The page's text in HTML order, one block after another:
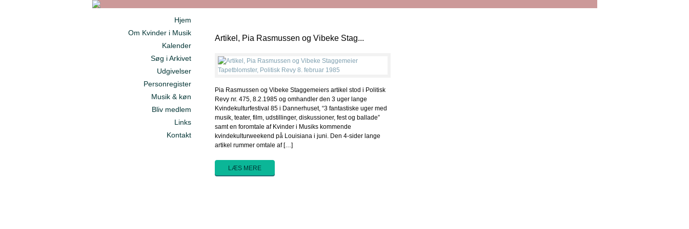
Artikel, Pia Rasmussen og Vibeke Stag...
Pia Rasmussen og Vibeke Staggemeiers artikel stod i Politisk
Revy nr. 475, 8.2.1985 og omhandler den 3 uger lange
Kvindekulturfestival 85 i Dannerhuset, “3 fantastiske uger med
musik, teater, film, udstillinger, diskussioner, fest og ballade”
samt en foromtale af Kvinder i Musiks kommende
kvindekulturweekend på Louisiana i juni. Den 4-sider lange
artikel rummer omtale af […]
LÆS MERE
Hjem
Om Kvinder i Musik
Kalender
Søg i Arkivet
Udgivelser
Personregister
Musik & køn
Bliv medlem
Links
Kontakt